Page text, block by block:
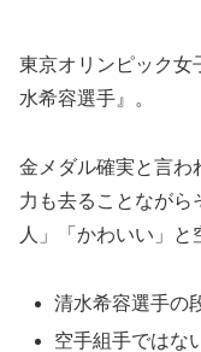
東京オリンピック女
水希容選手』。
金メダル確実と言わ
力も去ることながら
人」「かわいい」と
清水希容選手の
空手組手ではな